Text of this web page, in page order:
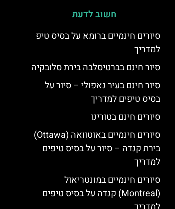
חשוב לדעת
סיורים חינמיים ברומא על בסיס טיפ
למדריך
סיור חינם בברטיסלבה בירת סלובקיה
סיור חינם בעיר נאפולי – סיור על
בסיס טיפים למדריך
סיורים חינם בטורינו
סיורים חינמיים באוטוואה (Ottawa)
בירת קנדה – סיור על בסיס טיפים
למדריך
סיורים חינמיים במונטריאול
(Montreal) קנדה על בסיס טיפים